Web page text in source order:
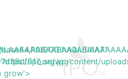
ipo.se/wp-content/
grow'>